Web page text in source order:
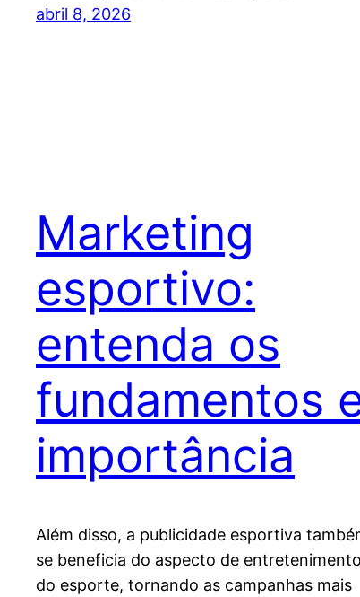
abril 8, 2026
Marketing
esportivo:
entenda os
fundamentos
importância
Além disso, a publicidade esportiva
se beneficia do aspecto de entretenimento
do esporte, tornando as campanhas mais